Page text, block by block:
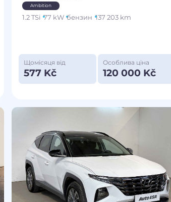
Ambition
1.2 TSi 77 kW бензин 137 203 km
Щомісяця від
577 Kč
Особлива ціна
120 000 Kč